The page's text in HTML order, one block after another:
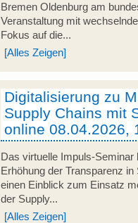
Bremen Oldenburg am
Veranstaltung mit
Fokus auf die...
[Alles Zeigen]
Digitalisierung zu
Supply Chains mit
online 08.04.2026,
Das virtuelle Impuls-Seminar
Erhöhung der Transparenz
einen Einblick zum Einsatz
der Supply...
[Alles Zeigen]